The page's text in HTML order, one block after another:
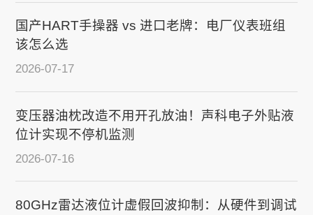
国产HART手操器 vs 进口老牌：电厂仪表班组
该怎么选
2026-07-17
变压器油枕改造不用开孔放油！声科电子外贴液
位计实现不停机监测
2026-07-16
80GHz雷达液位计虚假回波抑制：从硬件到调试